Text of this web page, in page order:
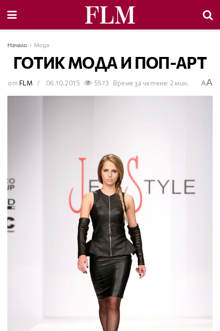
Начало Мода
ГОТИК МОДА И ПОП-АРТ
от FLM 06.10.2015 5573 Време за четене: 2 мин. AA